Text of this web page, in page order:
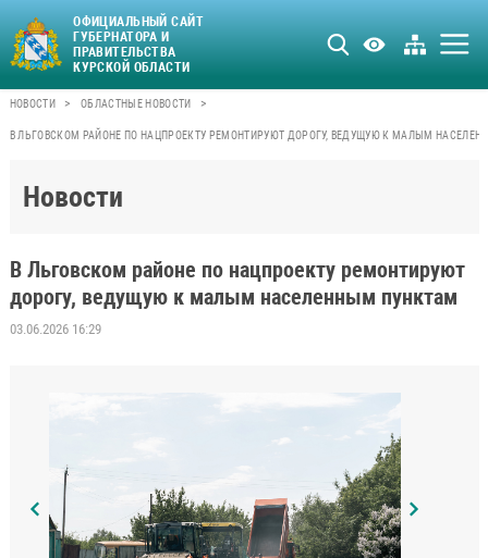
ОФИЦИАЛЬНЫЙ САЙТ
ГУБЕРНАТОРА И
ПРАВИТЕЛЬСТВА
КУРСКОЙ ОБЛАСТИ
НОВОСТИ > ОБЛАСТНЫЕ НОВОСТИ >
В ЛЬГОВСКОМ РАЙОНЕ ПО НАЦПРОЕКТУ РЕМОНТИРУЮТ ДОРОГУ, ВЕДУЩУЮ К МАЛЫМ
Новости
В Льговском районе по нацпроекту ремонтируют
дорогу, ведущую к малым населенным пунктам
03.06.2026 16:29